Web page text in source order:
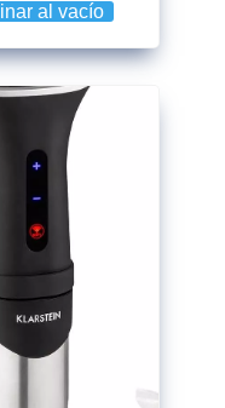
al vacío